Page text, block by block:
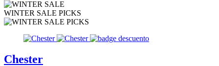
WINTER SALE PICKS
Chester